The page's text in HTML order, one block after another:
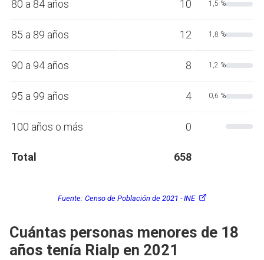
80 a 84 años 10 1,5 %
85 a 89 años 12 1,8 %
90 a 94 años 8 1,2 %
95 a 99 años 4 0,6 %
100 años o más 0
Total 658
Fuente: Censo de Población de 2021 - INE
Cuántas personas menores de 18
años tenía Rialp en 2021